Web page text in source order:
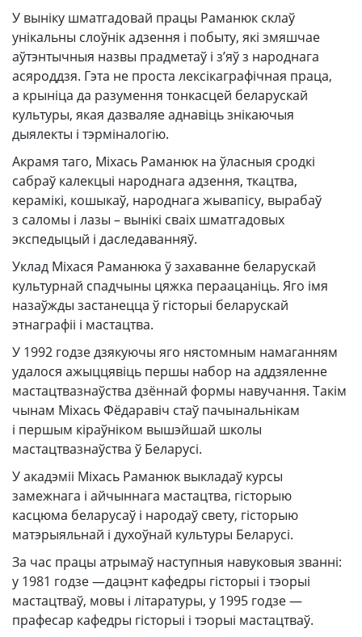
У выніку шматгадовай працы Раманюк склаў
унікальны слоўнік адзення і побыту, які змяшчае
аўтэнтычныя назвы прадметаў і з’яў з народнага
асяроддзя. Гэта не проста лексікаграфічная праца,
а крыніца да разумення тонкасцей беларускай
культуры, якая дазваляе аднавіць знікаючыя
дыялекты і тэрміналогію.
Акрамя таго, Міхась Раманюк на ўласныя сродкі
сабраў калекцыі народнага адзення, ткацтва,
керамікі, кошыкаў, народнага жывапісу, вырабаў
з саломы і лазы – вынікі сваіх шматгадовых
экспедыцый і даследаванняў.
Уклад Міхася Раманюка ў захаванне беларускай
культурнай спадчыны цяжка пераацаніць. Яго імя
назаўжды застанецца ў гісторыі беларускай
этнаграфіі і мастацтва.
У 1992 годзе дзякуючы яго нястомным намаганням
удалося ажыццявіць першы набор на аддзяленне
мастацтвазнаўства дзённай формы навучання. Такім
чынам Міхась Фёдаравіч стаў пачынальнікам
і першым кіраўніком вышэйшай школы
мастацтвазнаўства ў Беларусі.
У акадэміі Міхась Раманюк выкладаў курсы
замежнага і айчыннага мастацтва, гісторыю
касцюма беларусаў і народаў свету, гісторыю
матэрыяльнай і духоўнай культуры Беларусі.
За час працы атрымаў наступныя навуковыя званні:
у 1981 годзе —дацэнт кафедры гісторыі і тэорыі
мастацтваў, мовы і літаратуры, у 1995 годзе —
прафесар кафедры гісторыі і тэорыі мастацтваў.